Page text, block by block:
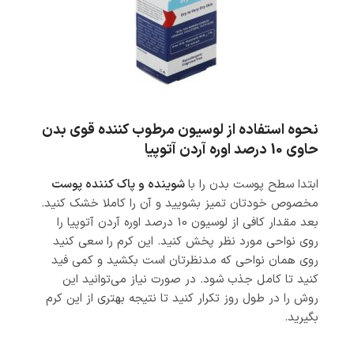
نحوه استفاده از لوسیون مرطوب کننده قوی بدن
حاوی 10 درصد اوره آردن آتوپیا
ابتدا سطح پوست بدن را باشوینده و پاک کننده پوست
مخصوص خودتان تمیز بشویید و آن را کاملا خشک کنید.
بعد مقدار کافی از لوسیون 10 درصد اوره آردن آتوپیا را
روی نواحی مورد نظر پخش کنید. این کرم را سعی کنید
روی همان نواحی که مدنظرتان است بکشید و کمی فید
کنید تا کامل جذب شود. در صورت نیاز می‌توانید این
روش را در طول روز تکرار کنید تا نتیجه بهتری از این کرم
بگیرید.